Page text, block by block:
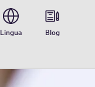
Lingua Blog